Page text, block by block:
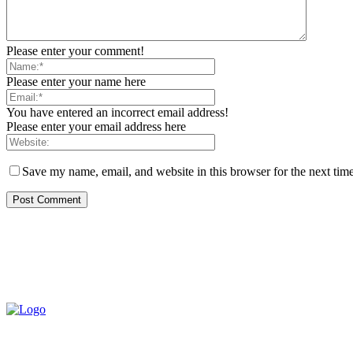
Please enter your comment!
Please enter your name here
You have entered an incorrect email address!
Please enter your email address here
Save my name, email, and website in this browser for the next